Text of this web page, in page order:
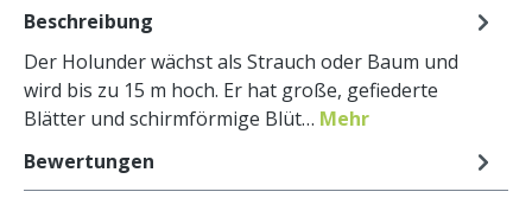
Beschreibung
Der Holunder wächst als Strauch oder Baum und
wird bis zu 15 m hoch. Er hat große, gefiederte
Blätter und schirmförmige Blüt… Mehr
Bewertungen